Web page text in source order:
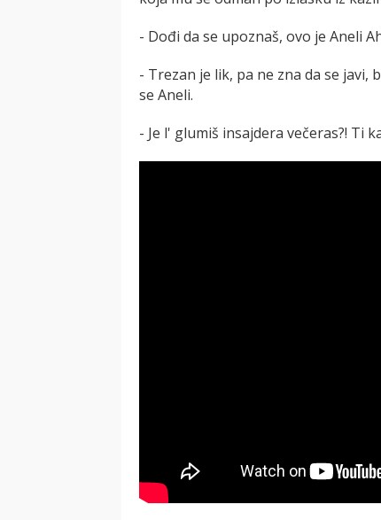
- Dođi da se upoznaš, ovo je Aneli
- Trezan je lik, pa ne zna da se javi,
se Aneli.
- Je l' glumiš insajdera večeras?! Ti